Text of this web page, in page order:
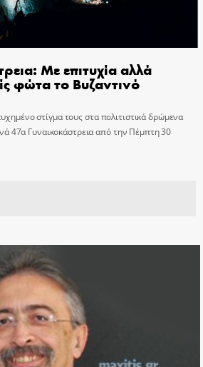
Με επιτυχία αλλά
φώτα το Βυζαντινό
στίγμα τους στα πολιτιστικά δρώμενα
47α Γυναικοκάστρεια από την Πέμπτη 30